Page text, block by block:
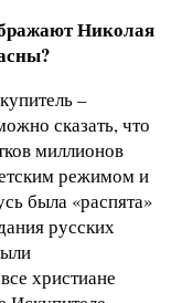
Николая
–
сказать, что
миллионов
режимом и
была «распята»
русских
христиане